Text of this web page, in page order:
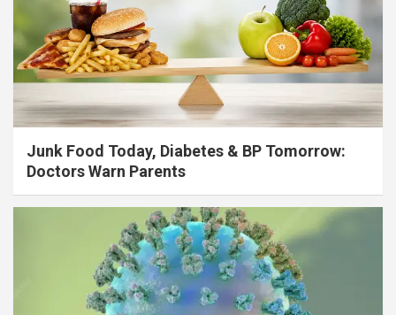
Junk Food Today, Diabetes & BP Tomorrow:
Doctors Warn Parents